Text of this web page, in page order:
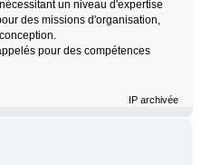
un niveau d'expertise
des missions d'organisation,
pour des compétences
IP archivée